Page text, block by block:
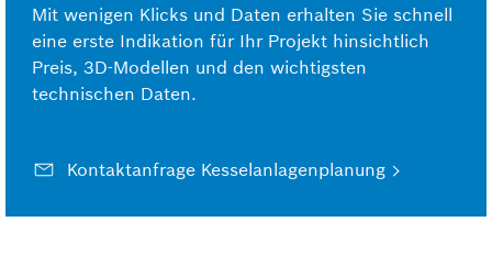
Mit wenigen Klicks und Daten erhalten Sie schnell
eine erste Indikation für Ihr Projekt hinsichtlich
Preis, 3D-Modellen und den wichtigsten
technischen Daten.
Kontaktanfrage Kesselanlagenplanung